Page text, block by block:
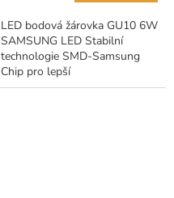
LED bodová žárovka GU10 6W
SAMSUNG LED Stabilní
technologie SMD-Samsung
Chip pro lepší
spolehlivost.Delší životnost